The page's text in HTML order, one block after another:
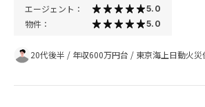
エージェント： 5.0
物件： 5.0
20代後半 / 年収600万円台 / 東京海上日動火災